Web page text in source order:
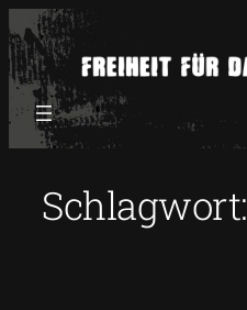
Zum
Inhalt
springen
Schlagwort: